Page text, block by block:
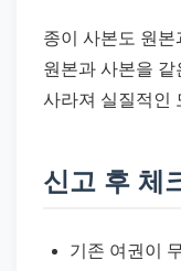
종이 사본도 원
원본과 사본을
사라져 실질적인
신고 후 체
기존 여권이